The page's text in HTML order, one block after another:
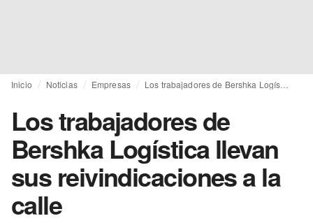
Inicio Noticias Empresas
Los trabajadores de
Bershka Logística llevan
sus reivindicaciones a la
calle